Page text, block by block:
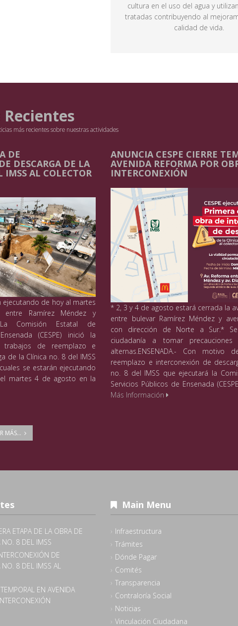
cultura en el uso del agua y
tratadas contribuyendo al
calidad de vida.
más recientes sobre nuestras actividades
DE
DESCARGA DE LA
AL COLECTOR
de hoy al martes
Ramírez Méndez y
La Comisión Estatal de
(CESPE) inició la
de reemplazo e
de la Clínica no. 8 del IMSS
se estarán ejecutando
martes 4 de agosto en la
ANUNCIA CESPE CIERRE
AVENIDA REFORMA POR
INTERCONEXIÓN
* 2, 3 y 4 de agosto estará cerrada la
entre bulevar Ramírez Méndez y
con dirección de Norte a Sur.*
ciudadanía a tomar
alternas.ENSENADA.- Con
reemplazo e interconexión de
no. 8 del IMSS que ejecutará la
Servicios Públicos de Ensenada
Más Información
MÁS...
ETAPA DE LA OBRA DE
NO. 8 DEL IMSS
DE
8 DEL IMSS AL
EN AVENIDA
Main Menu
Infraestructura
Trámites
Dónde Pagar
Comités
Transparencia
Contraloría Social
Noticias
Vinculación Ciudadana